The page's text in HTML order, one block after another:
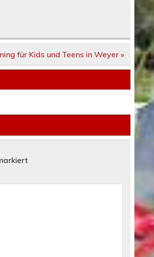
für Kids und Teens in Weyer »